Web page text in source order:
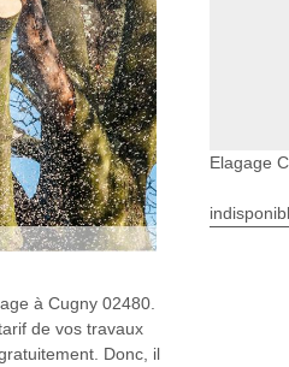
à Cugny 02480.
de vos travaux
Donc, il
Elagage